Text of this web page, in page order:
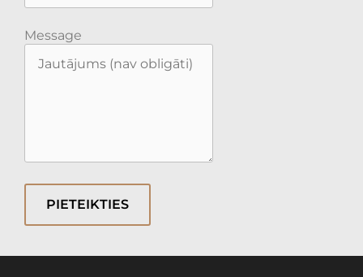
Message
PIETEIKTIES